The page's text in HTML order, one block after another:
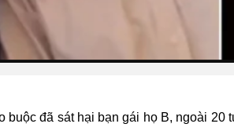
buộc đã sát hại bạn gái họ B, ngoài